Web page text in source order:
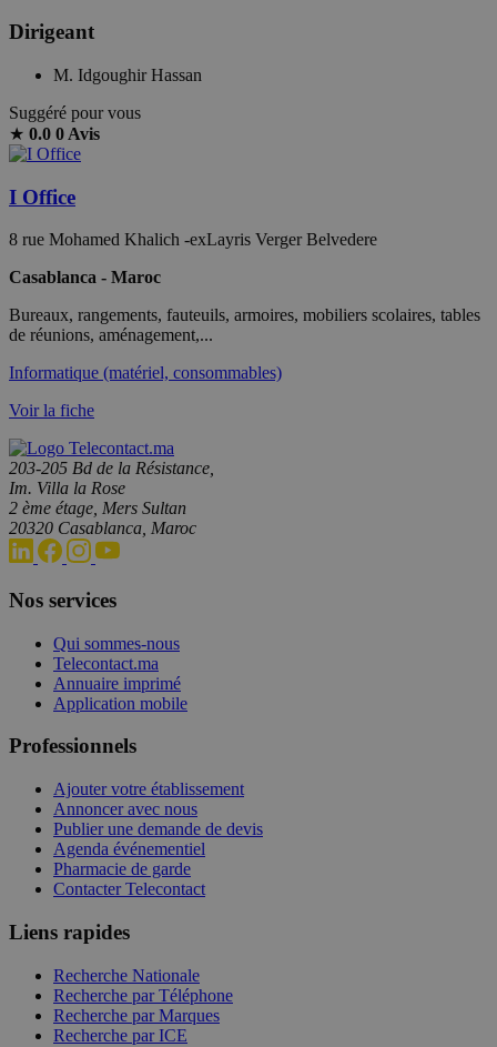
Dirigeant
M. Idgoughir Hassan
Suggéré pour vous
★ 0.0 0 Avis
I Office
8 rue Mohamed Khalich -exLayris Verger Belvedere
Casablanca - Maroc
Bureaux, rangements, fauteuils, armoires, mobiliers scolaires, tables
de réunions, aménagement,...
Informatique (matériel, consommables)
Voir la fiche
203-205 Bd de la Résistance,
Im. Villa la Rose
2 ème étage, Mers Sultan
20320 Casablanca, Maroc
Nos services
Qui sommes-nous
Telecontact.ma
Annuaire imprimé
Application mobile
Professionnels
Ajouter votre établissement
Annoncer avec nous
Publier une demande de devis
Agenda événementiel
Pharmacie de garde
Contacter Telecontact
Liens rapides
Recherche Nationale
Recherche par Téléphone
Recherche par Marques
Recherche par ICE